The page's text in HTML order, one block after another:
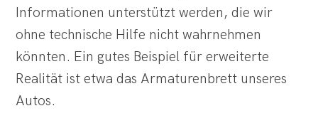
Informationen unterstützt werden, die wir
ohne technische Hilfe nicht wahrnehmen
könnten. Ein gutes Beispiel für erweiterte
Realität ist etwa das Armaturenbrett unseres
Autos.